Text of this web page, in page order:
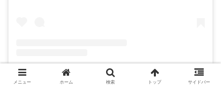
片山孝之(@taka1260)がシェアした投稿 – 2019年 5月月30日午前3時37分PDT
メニュー ホーム 検索 トップ サイドバー